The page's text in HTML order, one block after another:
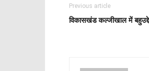
Previous article
विकासखंड कल्जीखाल में